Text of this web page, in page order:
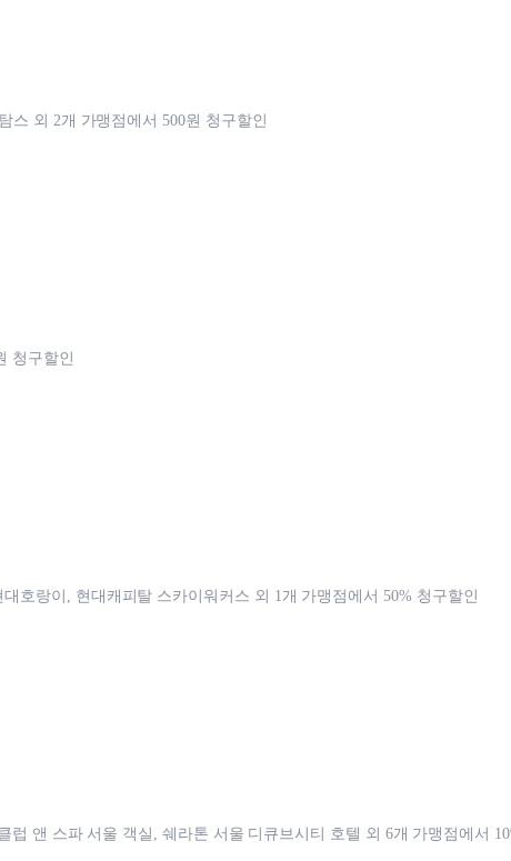
스 외 2개 가맹점에서 500원 청구할인
청구할인
호랑이, 현대캐피탈 스카이워커스 외 1개 가맹점에서 50% 청구할인
럽 앤 스파 서울 객실, 쉐라톤 서울 디큐브시티 호텔 외 6개 가맹점에서